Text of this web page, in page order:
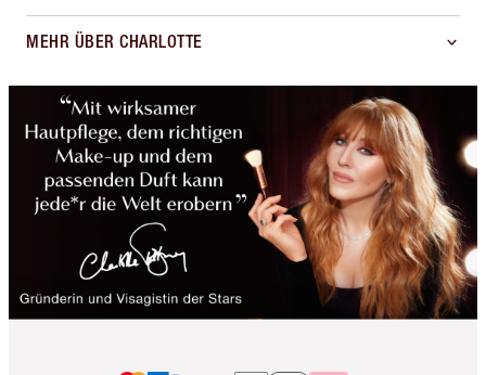
MEHR ÜBER CHARLOTTE